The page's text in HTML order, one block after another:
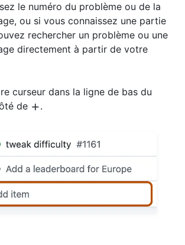
le numéro du problème ou de la
ou si vous connaissez une partie
rechercher un problème ou une
directement à partir de votre
curseur dans la ligne de bas du
de
.